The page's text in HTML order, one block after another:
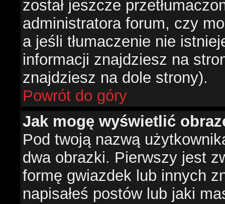
został jeszcze
administratora forum, czy
a jeśli tłumaczenie nie
informacji znajdziesz na
znajdziesz na dole strony).
Powrót do góry
Jak mogę wyświetlić
Pod twoją nazwą
dwa obrazki. Pierwszy jest
formę gwiazdek lub innych
napisałeś postów lub jaki